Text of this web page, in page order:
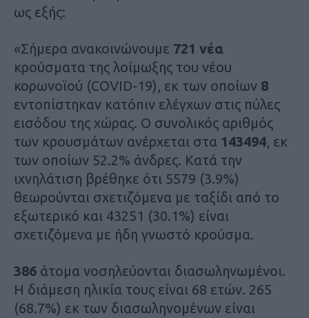
ως εξής:
«Σήμερα ανακοινώνουμε 721 νέα
κρούσματα της λοίμωξης του νέου
κορωνοϊού (COVID-19), εκ των οποίων 8
εντοπίστηκαν κατόπιν ελέγχων στις πύλες
εισόδου της χώρας. Ο συνολικός αριθμός
των κρουσμάτων ανέρχεται στα 143494, εκ
των οποίων 52.2% άνδρες. Κατά την
ιχνηλάτιση βρέθηκε ότι 5579 (3.9%)
θεωρούνται σχετιζόμενα με ταξίδι από το
εξωτερικό και 43251 (30.1%) είναι
σχετιζόμενα με ήδη γνωστό κρούσμα.
386 άτομα νοσηλεύονται διασωληνωμένοι.
Η διάμεση ηλικία τους είναι 68 ετών. 265
(68.7%) εκ των διασωληνομένων είναι